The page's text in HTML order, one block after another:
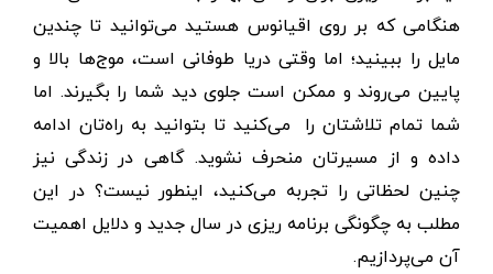
هنگامی که بر روی اقیانوس هستید می‌توانید تا چندین
مایل را ببینید؛ اما وقتی دریا طوفانی است، موج‌ها بالا و
پایین می‌روند و ممکن است جلوی دید شما را بگیرند. اما
شما تمام تلاشتان را می‌کنید تا بتوانید به راه‌تان ادامه
داده و از مسیرتان منحرف نشوید. گاهی در زندگی نیز
چنین لحظاتی را تجربه می‌کنید، اینطور نیست؟ در این
مطلب به چگونگی برنامه ریزی در سال جدید و دلایل اهمیت
آن می‌پردازیم.